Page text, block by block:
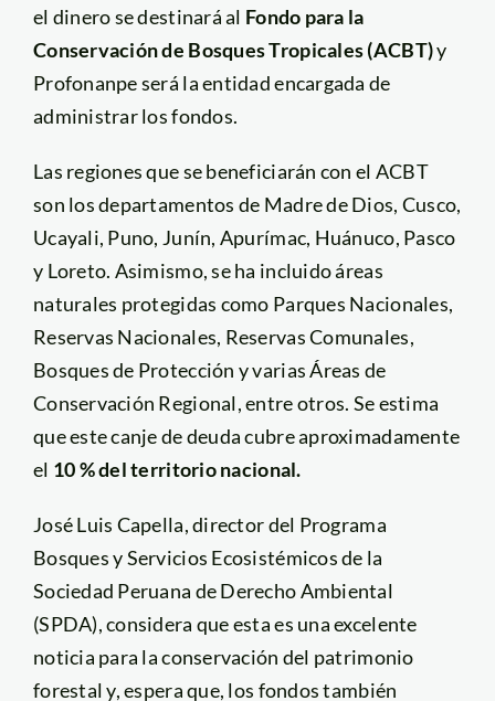
el dinero se destinará al Fondo para la
Conservación de Bosques Tropicales (ACBT)y
Profonanpe será la entidad encargada de
administrar los fondos.
Las regiones que se beneficiarán con el ACBT
son los departamentos de Madre de Dios, Cusco,
Ucayali, Puno, Junín, Apurímac, Huánuco, Pasco
y Loreto. Asimismo, se ha incluido áreas
naturales protegidas como Parques Nacionales,
Reservas Nacionales, Reservas Comunales,
Bosques de Protección y varias Áreas de
Conservación Regional, entre otros. Se estima
que este canje de deuda cubre aproximadamente
el 10 % del territorio nacional.
José Luis Capella,director del Programa
Bosques y Servicios Ecosistémicos de la
Sociedad Peruana de Derecho Ambiental
(SPDA), considera que esta es una excelente
noticia para la conservación del patrimonio
forestal y, espera que, los fondos también